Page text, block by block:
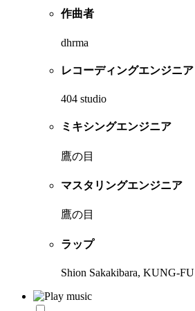
作曲者
dhrma
レコーディングエンジニア
404 studio
ミキシングエンジニア
鷹の目
マスタリングエンジニア
鷹の目
ラップ
Shion Sakakibara, KUNG-FU